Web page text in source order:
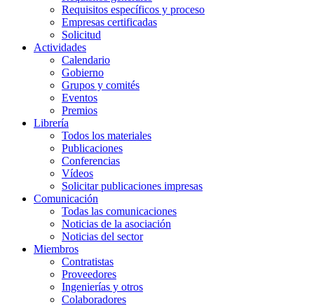
Requisitos específicos y proceso
Empresas certificadas
Solicitud
Actividades
Calendario
Gobierno
Grupos y comités
Eventos
Premios
Librería
Todos los materiales
Publicaciones
Conferencias
Vídeos
Solicitar publicaciones impresas
Comunicación
Todas las comunicaciones
Noticias de la asociación
Noticias del sector
Miembros
Contratistas
Proveedores
Ingenierías y otros
Colaboradores